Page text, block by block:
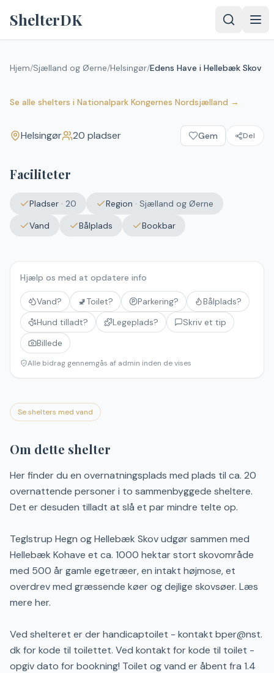
ShelterDK
Hjem/Sjælland og Øerne/Helsingør/Edens Have i Hellebæk Skov
Se alle shelters i Nationalpark Kongernes Nordsjælland →
Edens Have i Hellebæk Skov
Helsingør
Helsingør 20 pladser Gem Del
Faciliteter
Pladser · 20 Region · Sjælland og Øerne
Vand
Bålplads Bookbar
Hjælp os med at opdatere info
Vand? 🚽Toilet? Parkering?
Bålplads?
Hund tilladt?
Legeplads?
Skriv et tip
Billede
Alle bidrag gennemgås af admin inden de vises
Se shelters med vand
Om dette shelter
Her finder du en overnatningsplads med plads til ca. 20
overnattende personer i to sammenbyggede sheltere.
Det er desuden tilladt at slå et par mindre telte op.
Teglstrup Hegn og Hellebæk Skov udgør sammen med
Hellebæk Kohave et ca. 1000 hektar stort skovområde
med 500 år gamle egetræer, en intakt højmose, et
overdrev med græssende køer og dejlige skovsøer. Læs
mere her.
Ved shelteret er der handicaptoilet - kontakt bper@nst.
dk for kode til toilettet. Ved kontakt for kode til toilet -
opgiv dato for bookning! Toilet og vand er åbent fra 1.4